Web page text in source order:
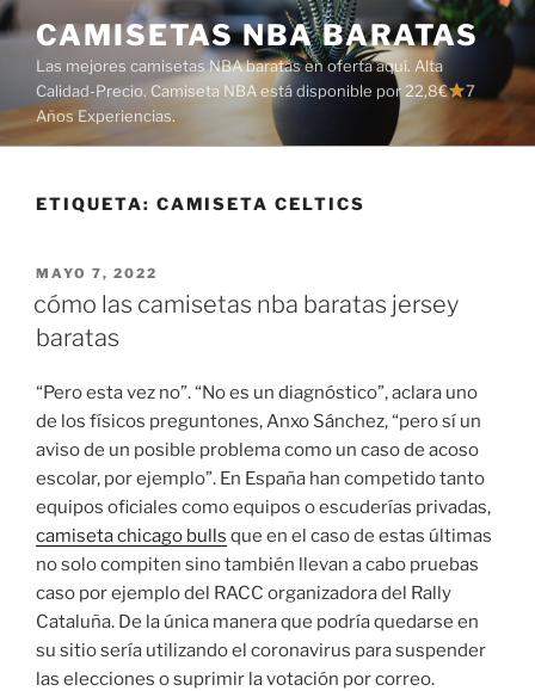
Saltar
al
contenido
CAMISETAS NBA BARATAS
Las mejores camisetas NBA baratas en oferta aquí. Alta
Calidad-Precio. Camiseta NBA está disponible por 22,8€
7
Años Experiencias.
ETIQUETA: CAMISETA CELTICS
PUBLICADO
EL
MAYO 7, 2022
cómo las camisetas nba baratas jersey
baratas
“Pero esta vez no”. “No es un diagnóstico”, aclara uno
de los físicos preguntones, Anxo Sánchez, “pero sí un
aviso de un posible problema como un caso de acoso
escolar, por ejemplo”. En España han competido tanto
equipos oficiales como equipos o escuderías privadas,
camiseta chicago bulls que en el caso de estas últimas
no solo compiten sino también llevan a cabo pruebas
caso por ejemplo del RACC organizadora del Rally
Cataluña. De la única manera que podría quedarse en
su sitio sería utilizando el coronavirus para suspender
las elecciones o suprimir la votación por correo.